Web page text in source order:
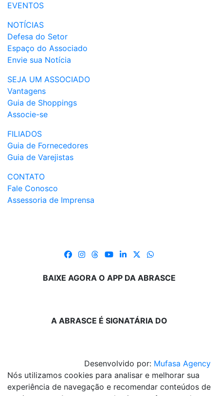
EVENTOS
NOTÍCIAS
Defesa do Setor
Espaço do Associado
Envie sua Notícia
SEJA UM ASSOCIADO
Vantagens
Guia de Shoppings
Associe-se
FILIADOS
Guia de Fornecedores
Guia de Varejistas
CONTATO
Fale Conosco
Assessoria de Imprensa
BAIXE AGORA O APP DA ABRASCE
A ABRASCE É SIGNATÁRIA DO
Desenvolvido por: Mufasa Agency
Nós utilizamos cookies para analisar e melhorar sua
experiência de navegação e recomendar conteúdos de